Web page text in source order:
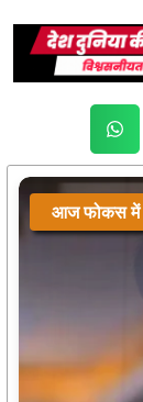
आज फोकस में